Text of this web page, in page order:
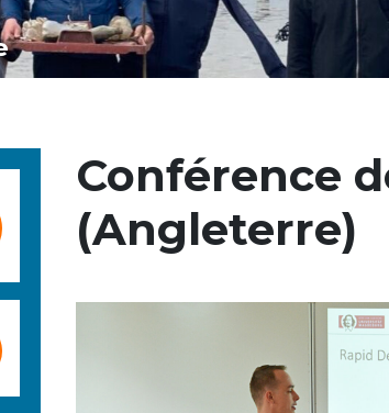
Conférence
(Angleterre)